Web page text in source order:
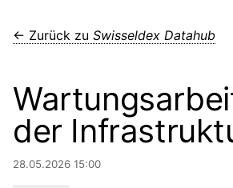
← Zurück zu Swisseldex Datahub
der
28.05.2026 15:00